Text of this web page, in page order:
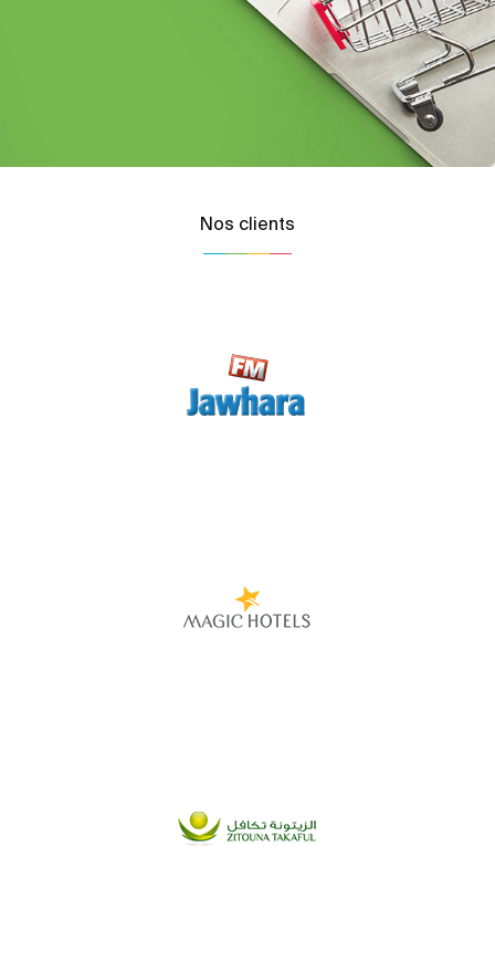
Nos clients